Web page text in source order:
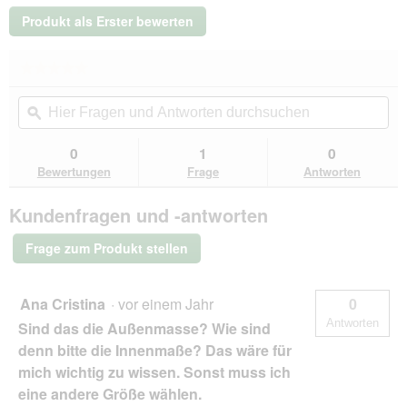
m,
25
Kein
Beurteilungswert
Produkt als Erster bewerten
.
wird
ein
Dialogfeld
geöffnet.
Beurteilungswert
für
Tierlando
Orthopädisches
Hundebett
Teddy-
Hundesofa
25
cm,
m
Hier
Fragen
und
durchsuchen
ϙ
0
Bewertungen
1
Frage
0
Antworten
Kundenfragen und -antworten
Frage zum Produkt stellen
Ana Cristina · vor einem Jahr
Sind das die Außenmasse? Wie sind
denn bitte die Innenmaße? Das wäre für
mich wichtig zu wissen. Sonst muss ich
eine andere Größe wählen.
0
Antworten